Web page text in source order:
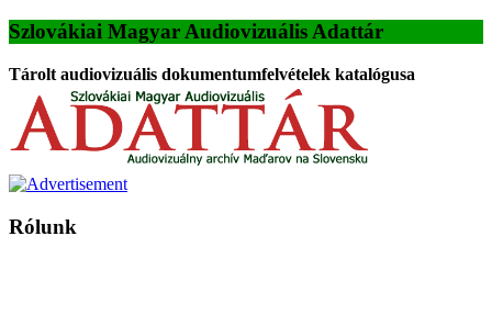
Szlovákiai Magyar Audiovizuális Adattár
Tárolt audiovizuális dokumentumfelvételek katalógusa
Rólunk